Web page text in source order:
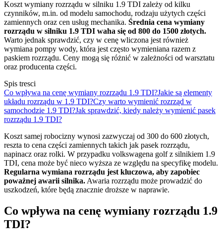
Koszt wymiany rozrządu w silniku 1.9 TDI zależy od kilku
czynników, m.in. od modelu samochodu, rodzaju użytych części
zamiennych oraz cen usług mechanika. Średnia cena wymiany
rozrządu w silniku 1.9 TDI waha się od 800 do 1500 złotych.
Warto jednak sprawdzić, czy w cenę wliczona jest również
wymiana pompy wody, która jest często wymieniana razem z
paskiem rozrządu. Ceny mogą się różnić w zależności od warsztatu
oraz producenta części.
Spis tresci
Co wpływa na cenę wymiany rozrządu 1.9 TDI?Jakie są elementy
układu rozrządu w 1.9 TDI?Czy warto wymienić rozrząd w
samochodzie 1.9 TDI?Jak sprawdzić, kiedy należy wymienić pasek
rozrządu 1.9 TDI?
Koszt samej robocizny wynosi zazwyczaj od 300 do 600 złotych,
reszta to cena części zamiennych takich jak pasek rozrządu,
napinacz oraz rolki. W przypadku volkswagena golf z silnikiem 1.9
TDI, cena może być nieco wyższa ze względu na specyfikę modelu.
Regularna wymiana rozrządu jest kluczowa, aby zapobiec
poważnej awarii silnika. Awaria rozrządu może prowadzić do
uszkodzeń, które będą znacznie droższe w naprawie.
Co wpływa na cenę wymiany rozrządu 1.9
TDI?